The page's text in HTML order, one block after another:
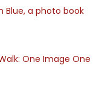
Blue, a photo book
One Image One